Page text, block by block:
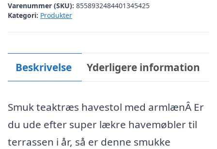
Varenummer (SKU): 8558932484401345425
Kategori: Produkter
Beskrivelse Yderligere information
Smuk teaktræs havestol med armlænÂ Er
du ude efter super lækre havemøbler til
terrassen i år, så er denne smukke